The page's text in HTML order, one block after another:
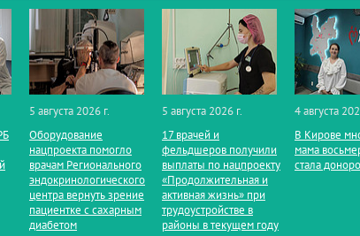
5 августа 2026 г.
Оборудование
нацпроекта помогло
врачам Регионального
эндокринологического
центра вернуть зрение
пациентке с сахарным
диабетом
5 августа 2026 г.
17 врачей и
фельдшеров получили
выплаты по нацпроекту
«Продолжительная и
активная жизнь» при
трудоустройстве в
районы в текущем году
4 августа
В Кирове
мама
стала